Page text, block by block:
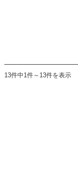
13件中1件～13件を表示